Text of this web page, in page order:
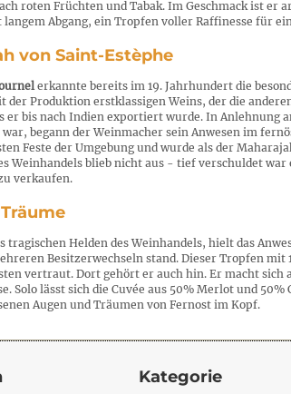
roten Früchten und Tabak. Im Geschmack ist er
Abgang, ein Tropfen voller Raffinesse für
von Saint-Estèphe
erkannte bereits im 19. Jahrhundert die
der Produktion erstklassigen Weins, der die
er bis nach Indien exportiert wurde. In Anlehnung
begann der Weinmacher sein Anwesen im
Feste der Umgebung und wurde als der
Weinhandels blieb nicht aus - tief verschuldet
verkaufen.
tragischen Helden des Weinhandels, hielt das
Besitzerwechseln stand. Dieser Tropfen
vertraut. Dort gehört er auch hin. Er macht sich
Solo lässt sich die Cuvée aus 50% Merlot und
Augen und Träumen von Fernost im Kopf.
Kategorie